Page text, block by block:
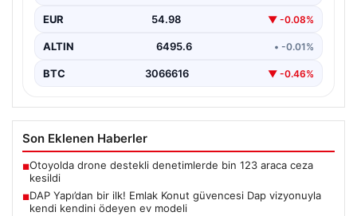
EUR 54.98 ▼ -0.08%
ALTIN 6495.6 • -0.01%
BTC 3066616 ▼ -0.46%
Son Eklenen Haberler
■Otoyolda drone destekli denetimlerde bin 123 araca ceza
kesildi
■DAP Yapı’dan bir ilk! Emlak Konut güvencesi Dap vizyonuyla
kendi kendini ödeyen ev modeli